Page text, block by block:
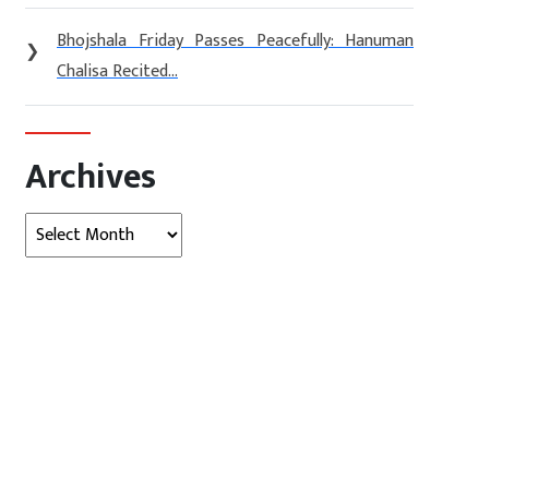
❯
Bhojshala Friday Passes Peacefully: Hanuman
Chalisa Recited...
Archives
Archives